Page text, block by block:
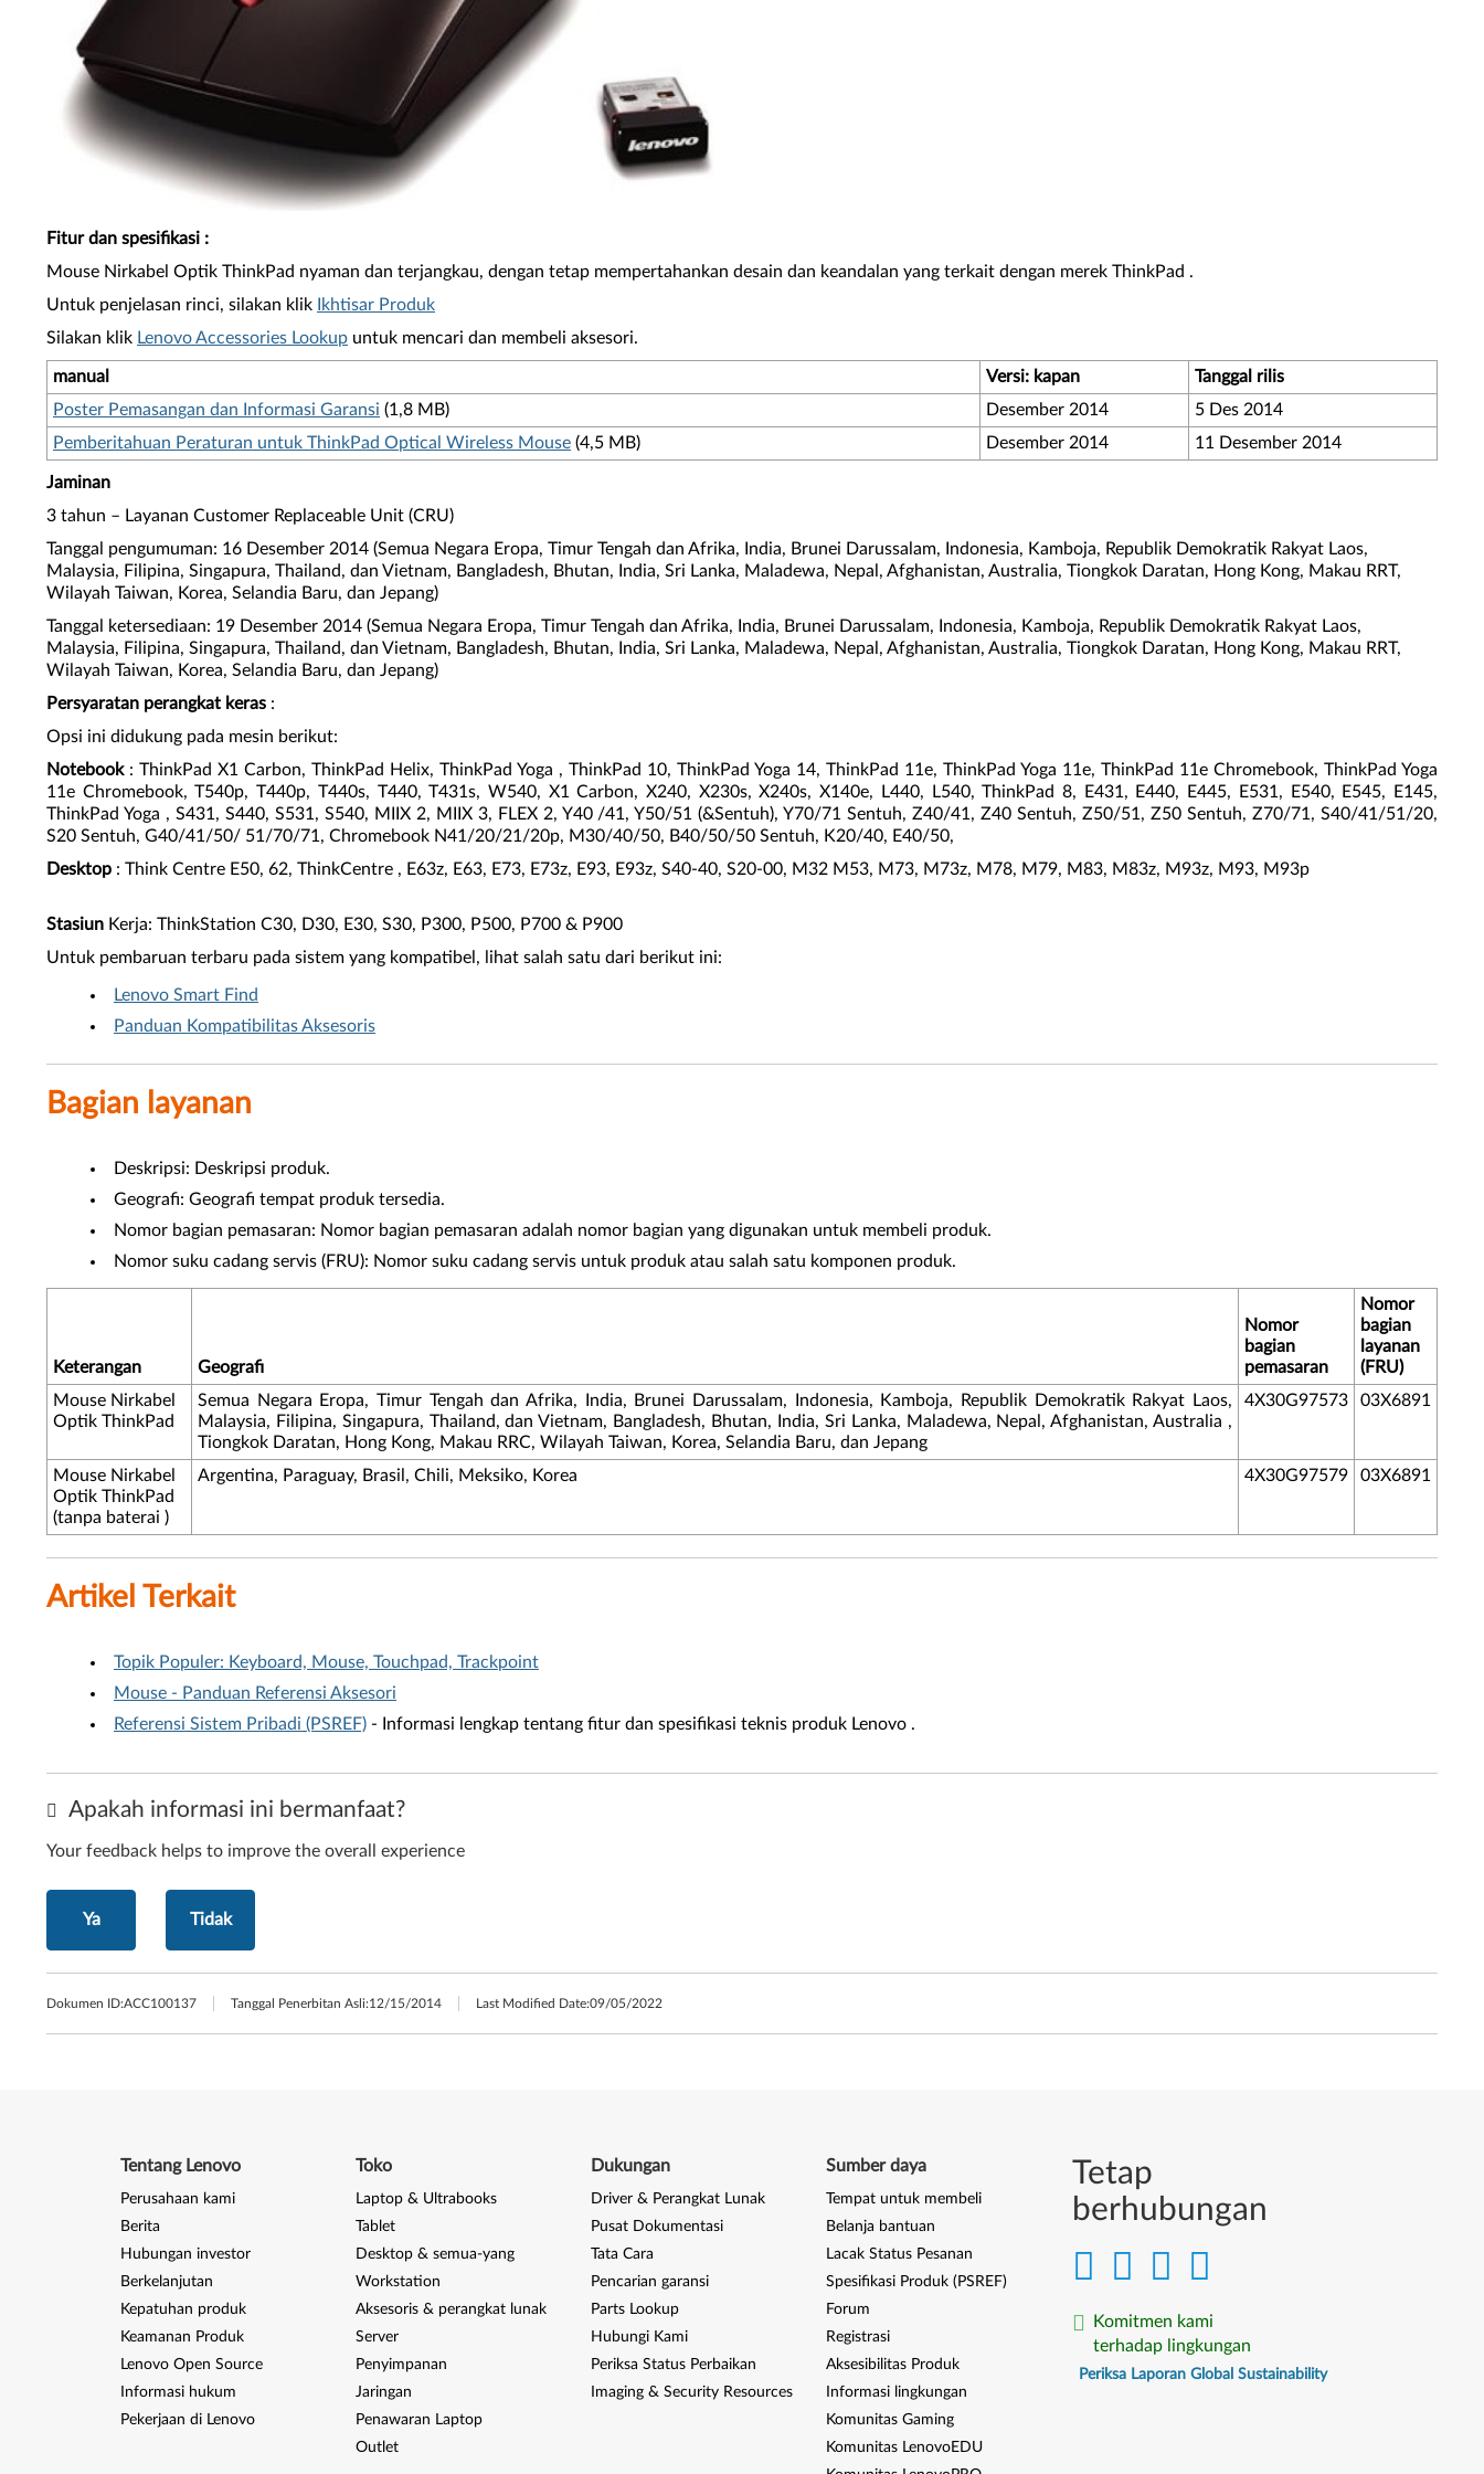
Fitur dan spesifikasi :
Mouse Nirkabel Optik ThinkPad nyaman dan terjangkau, dengan tetap mempertahankan desain dan keandalan yang terkait dengan merek ThinkPad .
Untuk penjelasan rinci, silakan klik
Ikhtisar Produk
Silakan klik Lenovo Accessories Lookup untuk mencari dan membeli aksesori.
manual Versi: kapan
Tanggal rilis
Poster Pemasangan dan Informasi Garansi (1,8 MB) Desember 2014
5 Des 2014
Pemberitahuan Peraturan untuk ThinkPad Optical Wireless Mouse (4,5 MB) Desember 2014 11 Desember 2014
Jaminan
3 tahun – Layanan Customer Replaceable Unit (CRU)
Tanggal pengumuman: 16 Desember 2014 (Semua Negara Eropa, Timur Tengah dan Afrika, India, Brunei Darussalam, Indonesia, Kamboja, Republik Demokratik Rakyat Laos,
Malaysia, Filipina, Singapura, Thailand, dan Vietnam, Bangladesh, Bhutan, India, Sri Lanka, Maladewa, Nepal, Afghanistan, Australia, Tiongkok Daratan, Hong Kong, Makau RRT,
Wilayah Taiwan, Korea, Selandia Baru, dan Jepang)
Tanggal ketersediaan: 19 Desember 2014 (Semua Negara Eropa, Timur Tengah dan Afrika, India, Brunei Darussalam, Indonesia, Kamboja, Republik Demokratik Rakyat Laos,
Malaysia, Filipina, Singapura, Thailand, dan Vietnam, Bangladesh, Bhutan, India, Sri Lanka, Maladewa, Nepal, Afghanistan, Australia, Tiongkok Daratan, Hong Kong, Makau RRT,
Wilayah Taiwan, Korea, Selandia Baru, dan Jepang)
Persyaratan perangkat keras :
Opsi ini didukung pada mesin berikut:
Notebook: ThinkPad X1 Carbon, ThinkPad Helix, ThinkPad Yoga , ThinkPad 10, ThinkPad Yoga 14, ThinkPad 11e, ThinkPad Yoga 11e, ThinkPad 11e Chromebook, ThinkPad Yoga
11e Chromebook, T540p, T440p, T440s, T440, T431s, W540, X1 Carbon, X240, X230s, X240s, X140e, L440, L540, ThinkPad 8, E431, E440, E445, E531, E540, E545, E145,
ThinkPad Yoga , S431, S440, S531, S540, MIIX 2, MIIX 3, FLEX 2, Y40 /41, Y50/51 (&Sentuh), Y70/71 Sentuh, Z40/41, Z40 Sentuh, Z50/51, Z50 Sentuh, Z70/71, S40/41/51/20,
S20 Sentuh, G40/41/50/ 51/70/71, Chromebook N41/20/21/20p, M30/40/50, B40/50/50 Sentuh, K20/40, E40/50,
Desktop : Think Centre E50, 62, ThinkCentre , E63z, E63, E73, E73z, E93, E93z, S40-40, S20-00, M32 M53, M73, M73z, M78, M79, M83, M83z, M93z, M93, M93p
Stasiun Kerja: ThinkStation C30, D30, E30, S30, P300, P500, P700 & P900
Untuk pembaruan terbaru pada sistem yang kompatibel, lihat salah satu dari berikut ini:
Lenovo Smart Find
Panduan Kompatibilitas Aksesoris
Bagian layanan
Deskripsi: Deskripsi produk.
Geografi: Geografi tempat produk tersedia.
Nomor bagian pemasaran: Nomor bagian pemasaran adalah nomor bagian yang digunakan untuk membeli produk.
Nomor suku cadang servis (FRU): Nomor suku cadang servis untuk produk atau salah satu komponen produk.
Keterangan Geografi
Nomor
bagian
pemasaran
Nomor
bagian
layanan
(FRU)
Mouse Nirkabel
Optik ThinkPad
Semua Negara Eropa, Timur Tengah dan Afrika, India, Brunei Darussalam, Indonesia, Kamboja, Republik Demokratik Rakyat Laos,
Malaysia, Filipina, Singapura, Thailand, dan Vietnam, Bangladesh, Bhutan, India, Sri Lanka, Maladewa, Nepal, Afghanistan, Australia ,
Tiongkok Daratan, Hong Kong, Makau RRC, Wilayah Taiwan, Korea, Selandia Baru, dan Jepang
4X30G97573 03X6891
Mouse Nirkabel
Optik ThinkPad
(tanpa baterai )
Argentina, Paraguay, Brasil, Chili, Meksiko, Korea 4X30G97579 03X6891
Artikel Terkait
Topik Populer: Keyboard, Mouse, Touchpad, Trackpoint
Mouse - Panduan Referensi Aksesori
Referensi Sistem Pribadi (PSREF) - Informasi lengkap tentang fitur dan spesifikasi teknis produk Lenovo .
Apakah informasi ini bermanfaat?
Your feedback helps to improve the overall experience
Ya Tidak
Dokumen ID:ACC100137 Tanggal Penerbitan Asli:12/15/2014 Last Modified Date:09/05/2022
Tetap
berhubungan
Komitmen kami
terhadap lingkungan
Periksa Laporan Global Sustainability
Tentang Lenovo
Perusahaan kami
Berita
Hubungan investor
Berkelanjutan
Kepatuhan produk
Keamanan Produk
Lenovo Open Source
Informasi hukum
Pekerjaan di Lenovo
Toko
Laptop & Ultrabooks
Tablet
Desktop & semua-yang
Workstation
Aksesoris & perangkat lunak
Server
Penyimpanan
Jaringan
Penawaran Laptop
Outlet
Dukungan
Driver & Perangkat Lunak
Pusat Dokumentasi
Tata Cara
Pencarian garansi
Parts Lookup
Hubungi Kami
Periksa Status Perbaikan
Imaging & Security Resources
Sumber daya
Tempat untuk membeli
Belanja bantuan
Lacak Status Pesanan
Spesifikasi Produk (PSREF)
Forum
Registrasi
Aksesibilitas Produk
Informasi lingkungan
Komunitas Gaming
Komunitas LenovoEDU